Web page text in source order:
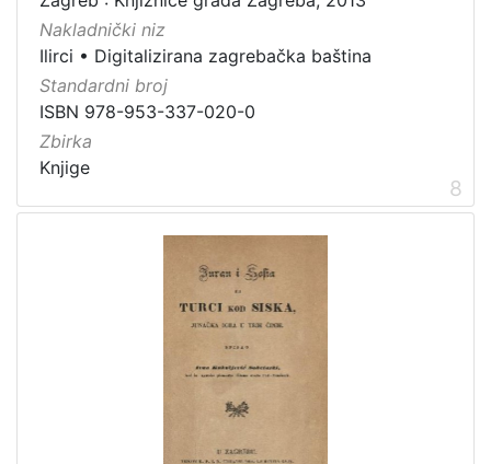
Nakladnički niz
Ilirci • Digitalizirana zagrebačka baština
Standardni broj
ISBN 978-953-337-020-0
Zbirka
Knjige
8